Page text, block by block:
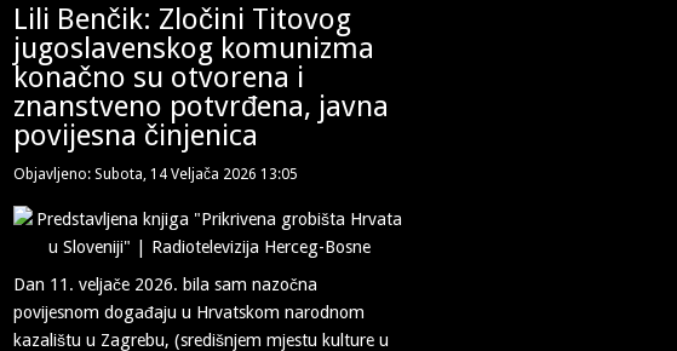
Lili Benčik: Zločini Titovog
jugoslavenskog komunizma
konačno su otvorena i
znanstveno potvrđena, javna
povijesna činjenica
Objavljeno: Subota, 14 Veljača 2026 13:05
Dan 11. veljače 2026. bila sam nazočna
povijesnom događaju u Hrvatskom narodnom
kazalištu u Zagrebu, (središnjem mjestu kulture u